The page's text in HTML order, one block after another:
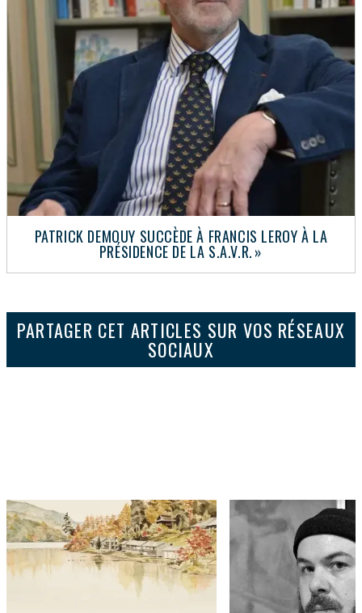
PATRICK DEMOUY SUCCÈDE À FRANCIS LEROY À LA
PRÉSIDENCE DE LA S.A.V.R. »
PARTAGER CET ARTICLES SUR VOS RÉSEAUX
SOCIAUX